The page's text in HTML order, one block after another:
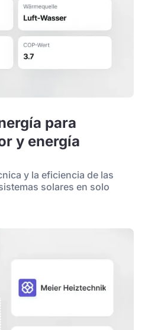
para
y energía
y la eficiencia de las
solares en solo